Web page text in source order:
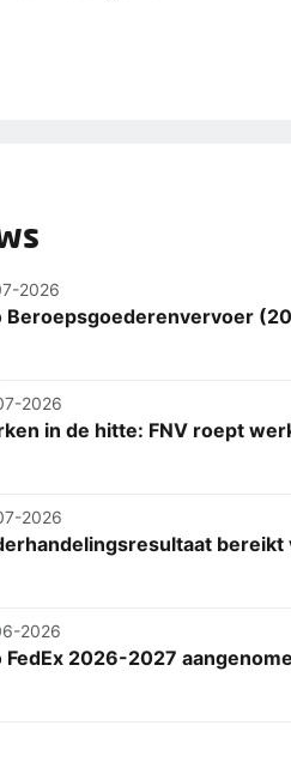
2026
Beroepsgoederenvervoer
2026
in de hitte: FNV roept
2026
bereikt
2026
FedEx 2026-2027